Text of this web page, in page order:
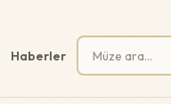
Haberler
Arama: